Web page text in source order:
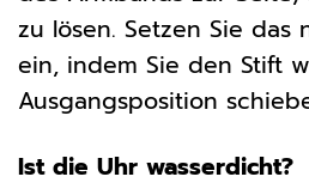
zu lösen. Setzen Sie das
ein, indem Sie den Stift
Ausgangsposition
Ist die Uhr wasserdicht?